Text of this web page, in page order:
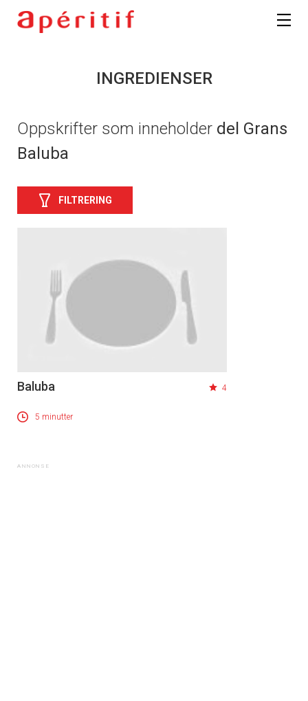
INGREDIENSER
Oppskrifter som inneholder del Grans
Baluba
FILTRERING
Baluba 4
5 minutter